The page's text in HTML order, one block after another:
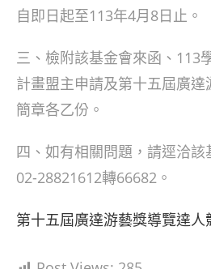
自即日起至113年4月8日止。
三、檢附該基金會來函、113
計畫盟主申請及第十五屆廣
簡章各乙份。
四、如有相關問題，請逕洽
02-28821612轉66682。
第十五屆廣達游藝獎導覽達人